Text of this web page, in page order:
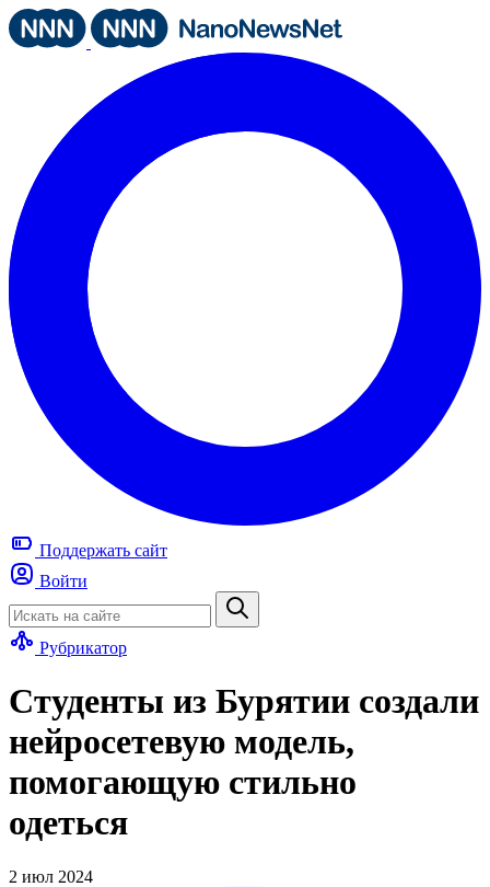
Поддержать сайт
Войти
Рубрикатор
Студенты из Бурятии создали
нейросетевую модель,
помогающую стильно
одеться
2 июл 2024